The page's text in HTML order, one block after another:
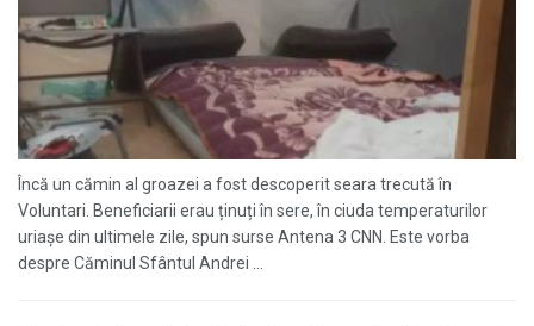
Încă un cămin al groazei a fost descoperit seara trecută în
Voluntari. Beneficiarii erau ținuți în sere, în ciuda temperaturilor
uriașe din ultimele zile, spun surse Antena 3 CNN. Este vorba
despre Căminul Sfântul Andrei ...